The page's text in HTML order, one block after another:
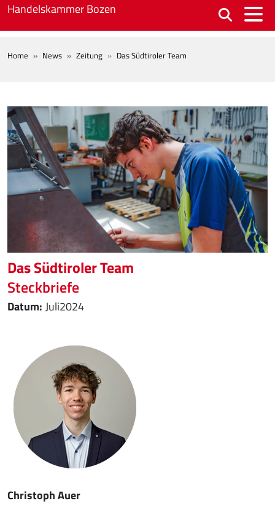
Skip to main content
Handelskammer Bozen
BREADCRUMB
Home News Zeitung Das Südtiroler Team
Das Südtiroler Team
Steckbriefe
Juli2024
Christoph Auer